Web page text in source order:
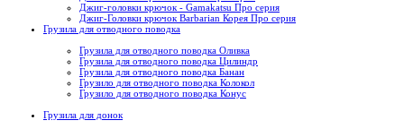
Джиг-головки крючок - Gamakatsu Про серия
Джиг-Головки крючок Barbarian Корея Про серия
Грузила для отводного поводка
Грузила для отводного поводка Оливка
Грузила для отводного поводка Цилиндр
Грузила для отводного поводка Банан
Грузило для отводного поводка Колокол
Грузило для отводного поводка Конус
Грузила для донок